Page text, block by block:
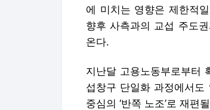
에 미치는 영향은 제한적
향후 사측과의 교섭 주도
온다.
지난달 고용노동부로부터
섭창구 단일화 과정에서
중심의 ‘반쪽 노조’로 재편